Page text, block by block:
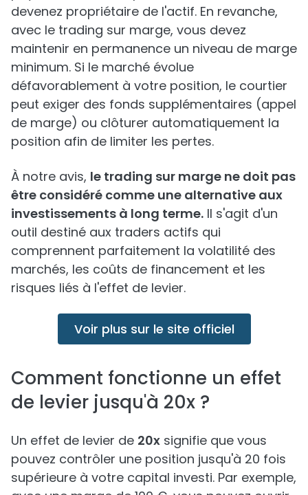
devenez propriétaire de l'actif. En revanche,
avec le trading sur marge, vous devez
maintenir en permanence un niveau de marge
minimum. Si le marché évolue
défavorablement à votre position, le courtier
peut exiger des fonds supplémentaires (appel
de marge) ou clôturer automatiquement la
position afin de limiter les pertes.
À notre avis, le trading sur marge ne doit pas
être considéré comme une alternative aux
investissements à long terme. Il s'agit d'un
outil destiné aux traders actifs qui
comprennent parfaitement la volatilité des
marchés, les coûts de financement et les
risques liés à l'effet de levier.
Voir plus sur le site officiel
Comment fonctionne un effet
de levier jusqu'à 20x ?
Un effet de levier de 20x signifie que vous
pouvez contrôler une position jusqu'à 20 fois
supérieure à votre capital investi. Par exemple,